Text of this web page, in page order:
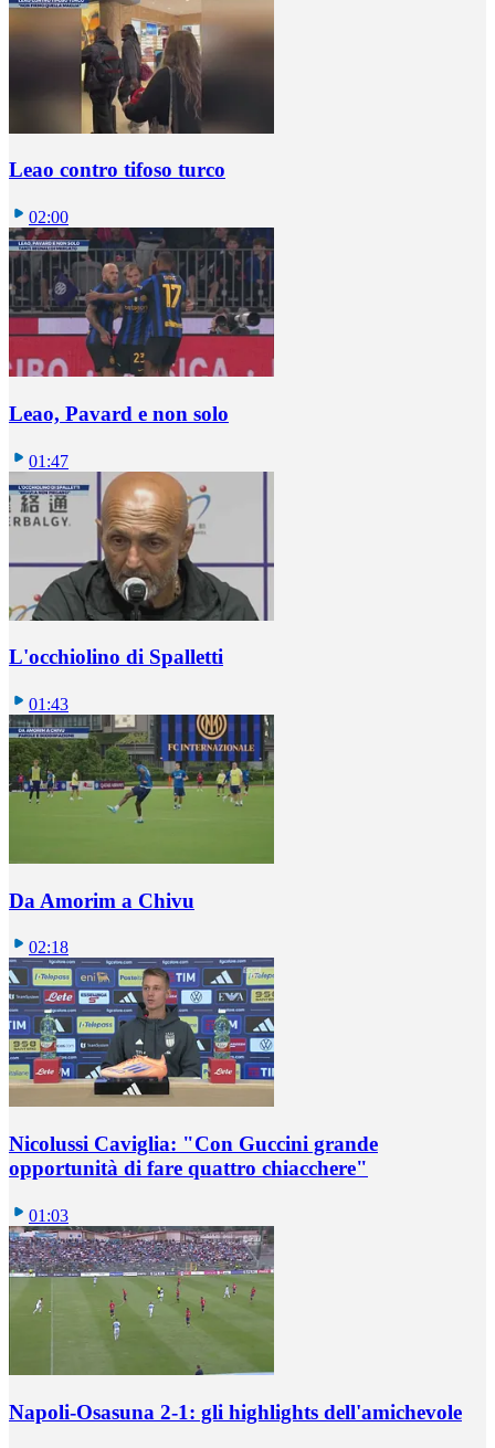
Leao contro tifoso turco
02:00
Leao, Pavard e non solo
01:47
L'occhiolino di Spalletti
01:43
Da Amorim a Chivu
02:18
Nicolussi Caviglia: "Con Guccini grande
opportunità di fare quattro chiacchere"
01:03
Napoli-Osasuna 2-1: gli highlights dell'amichevole